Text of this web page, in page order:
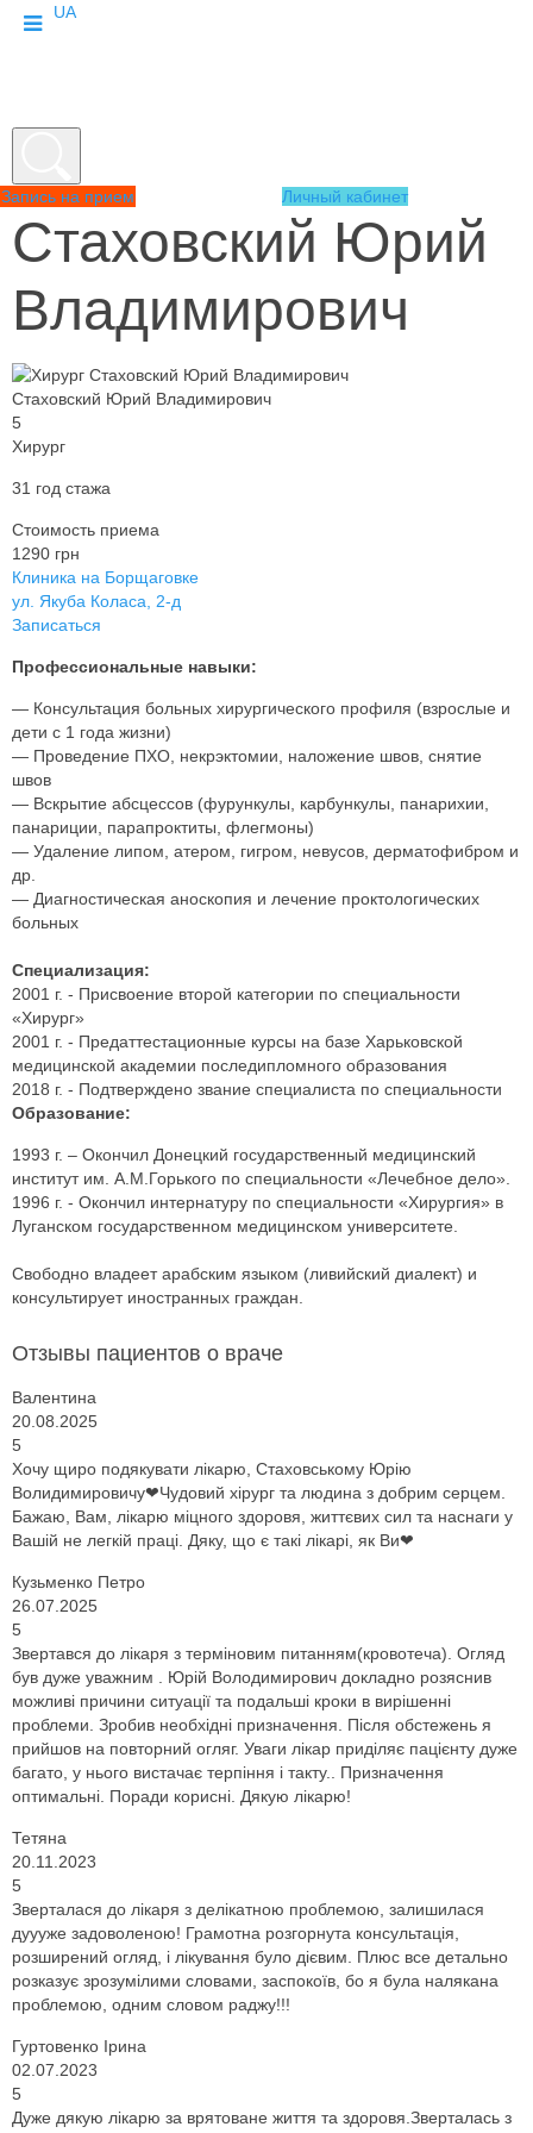
UA
Запись на прием Личный кабинет
Стаховский Юрий
Владимирович
Стаховский Юрий Владимирович
5
Хирург
31 год стажа
Стоимость приема
1290 грн
Клиника на Борщаговке
ул. Якуба Коласа, 2-д
Записаться
Профессиональные навыки:
— Консультация больных хирургического профиля (взрослые и
дети с 1 года жизни)
— Проведение ПХО, некрэктомии, наложение швов, снятие
швов
— Вскрытие абсцессов (фурункулы, карбункулы, панарихии,
панариции, парапроктиты, флегмоны)
— Удаление липом, атером, гигром, невусов, дерматофибром и
др.
— Диагностическая аноскопия и лечение проктологических
больных
Специализация:
2001 г. - Присвоение второй категории по специальности
«Хирург»
2001 г. - Предаттестационные курсы на базе Харьковской
медицинской академии последипломного образования
2018 г. - Подтверждено звание специалиста по специальности
Образование:
1993 г. – Окончил Донецкий государственный медицинский
институт им. А.М.Горького по специальности «Лечебное дело».
1996 г. - Окончил интернатуру по специальности «Хирургия» в
Луганском государственном медицинском университете.
Свободно владеет арабским языком (ливийский диалект) и
консультирует иностранных граждан.
Отзывы пациентов о враче
Валентина
20.08.2025
5
Хочу щиро подякувати лікарю, Стаховському Юрію
Волидимировичу❤Чудовий хірург та людина з добрим серцем.
Бажаю, Вам, лікарю міцного здоровя, життєвих сил та наснаги у
Вашій не легкій праці. Дяку, що є такі лікарі, як Ви❤
Кузьменко Петро
26.07.2025
5
Звертався до лікаря з терміновим питанням(кровотеча). Огляд
був дуже уважним . Юрій Володимирович докладно розяснив
можливі причини ситуації та подальші кроки в вирішенні
проблеми. Зробив необхідні призначення. Після обстежень я
прийшов на повторний огляг. Уваги лікар приділяє пацієнту дуже
багато, у нього вистачає терпіння і такту.. Призначення
оптимальні. Поради корисні. Дякую лікарю!
Тетяна
20.11.2023
5
Зверталася до лікаря з делікатною проблемою, залишилася
дуууже задоволеною! Грамотна розгорнута консультація,
розширений огляд, і лікування було дієвим. Плюс все детально
розказує зрозумілими словами, заспокоїв, бо я була налякана
проблемою, одним словом раджу!!!
Гуртовенко Ірина
02.07.2023
5
Дуже дякую лікарю за врятоване життя та здоровя.Зверталась з